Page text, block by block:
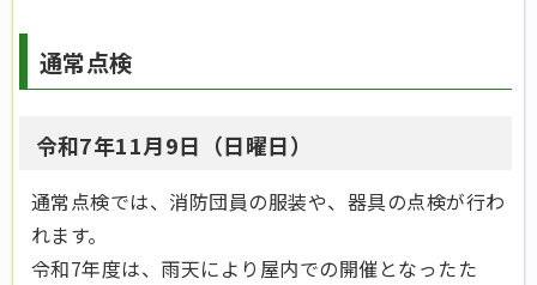
通常点検
令和7年11月9日（日曜日）
通常点検では、消防団員の服装や、器具の点検が行わ
れます。
令和7年度は、雨天により屋内での開催となったた